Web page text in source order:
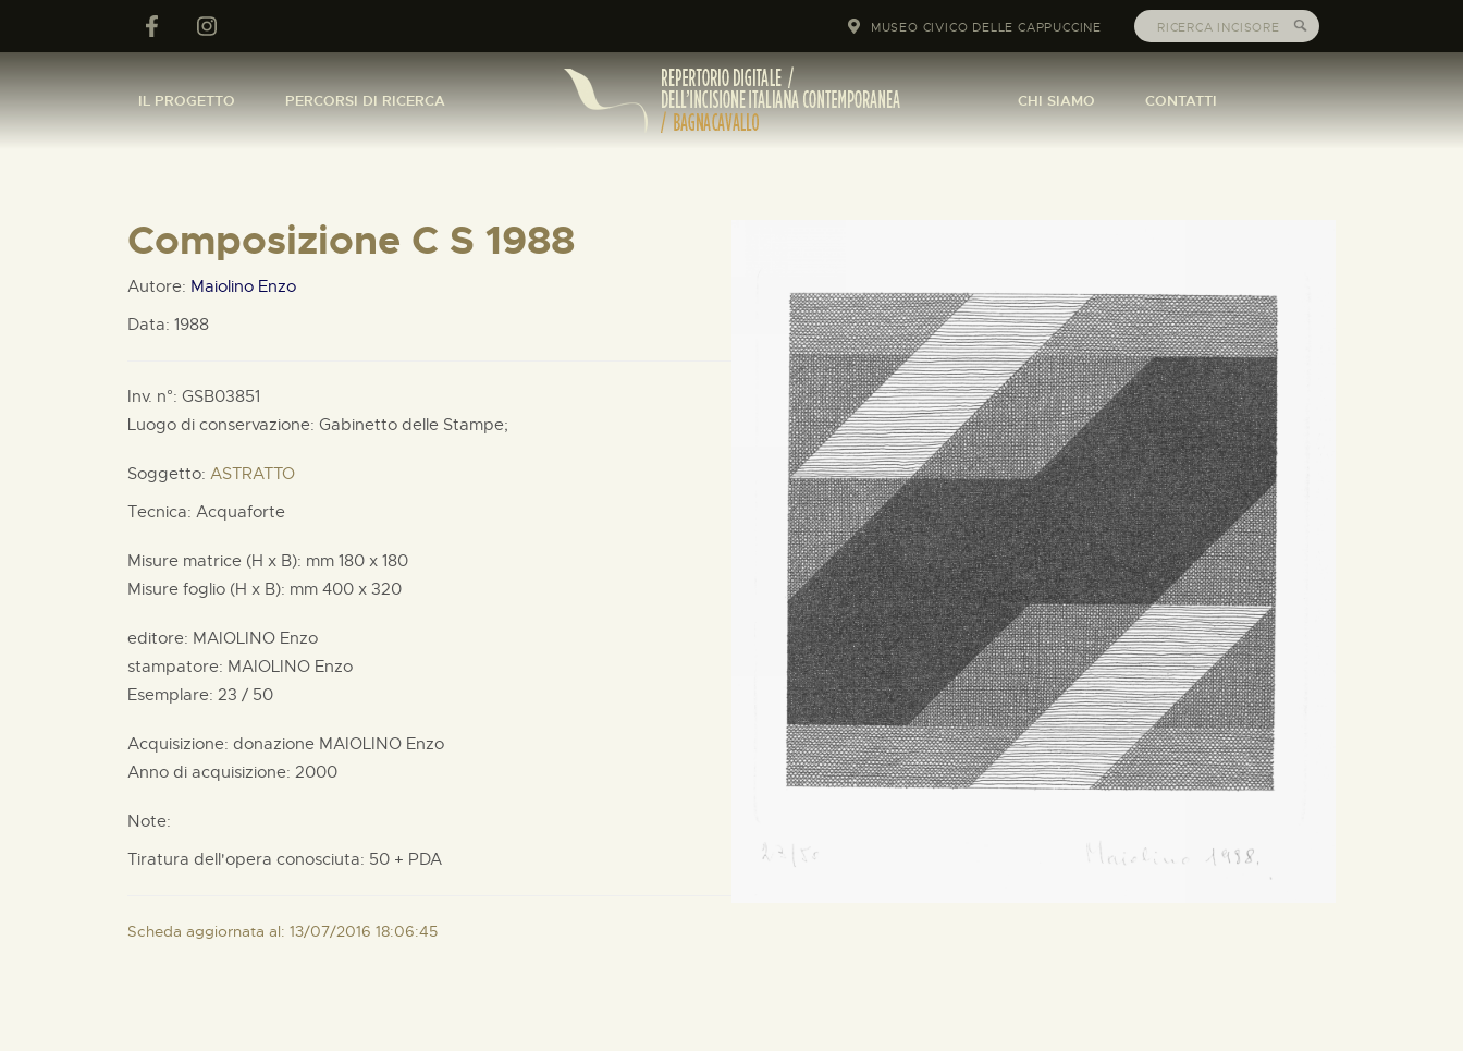
MUSEO CIVICO DELLE CAPPUCCINE
IL PROGETTO PERCORSI DI RICERCA CHI SIAMO CONTATTI
Composizione C S 1988
Autore: Maiolino Enzo
Data: 1988
Inv. n°: GSB03851
Luogo di conservazione: Gabinetto delle Stampe;
Soggetto: ASTRATTO
Tecnica: Acquaforte
Misure matrice (H x B): mm 180 x 180
Misure foglio (H x B): mm 400 x 320
editore: MAIOLINO Enzo
stampatore: MAIOLINO Enzo
Esemplare: 23 / 50
Acquisizione: donazione MAIOLINO Enzo
Anno di acquisizione: 2000
Note:
Tiratura dell'opera conosciuta: 50 + PDA
Scheda aggiornata al: 13/07/2016 18:06:45